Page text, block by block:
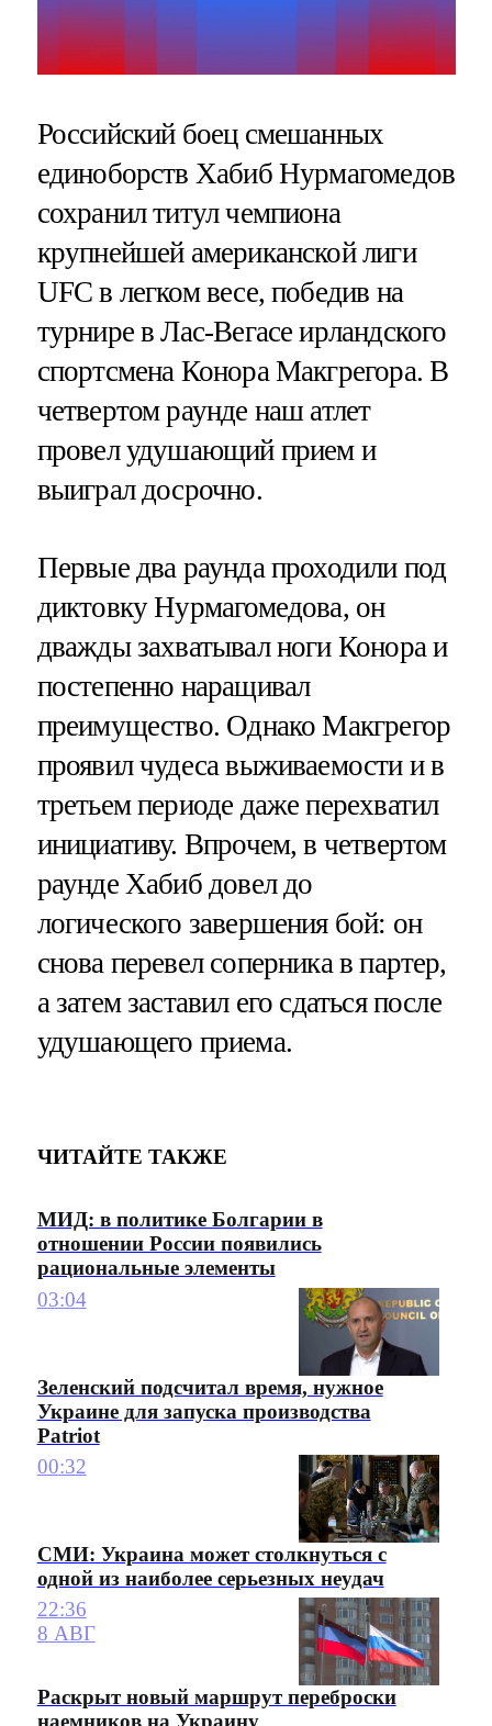
Российский боец смешанных
единоборств Хабиб Нурмагомедов
сохранил титул чемпиона
крупнейшей американской лиги
UFC в легком весе, победив на
турнире в Лас-Вегасе ирландского
спортсмена Конора Макгрегора. В
четвертом раунде наш атлет
провел удушающий прием и
выиграл досрочно.
Первые два раунда проходили под
диктовку Нурмагомедова, он
дважды захватывал ноги Конора и
постепенно наращивал
преимущество. Однако Макгрегор
проявил чудеса выживаемости и в
третьем периоде даже перехватил
инициативу. Впрочем, в четвертом
раунде Хабиб довел до
логического завершения бой: он
снова перевел соперника в партер,
а затем заставил его сдаться после
удушающего приема.
ЧИТАЙТЕ ТАКЖЕ
МИД: в политике Болгарии в
отношении России появились
рациональные элементы
03:04
Зеленский подсчитал время, нужное
Украине для запуска производства
Patriot
00:32
СМИ: Украина может столкнуться с
одной из наиболее серьезных неудач
22:36
8 АВГ
Раскрыт новый маршрут переброски